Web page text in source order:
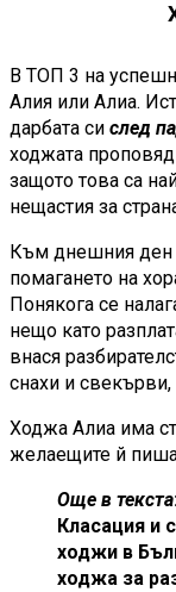
В ТОП 3 на
Алия или Алиа.
дарбата си след
ходжата
защото това са
нещастия за
Към днешния ден
помагането на
Понякога се
нещо като
внася
снахи и свекърви,
Ходжа Алиа има
желаещите й
Още в текста
Класация и
ходжи в
ходжа за